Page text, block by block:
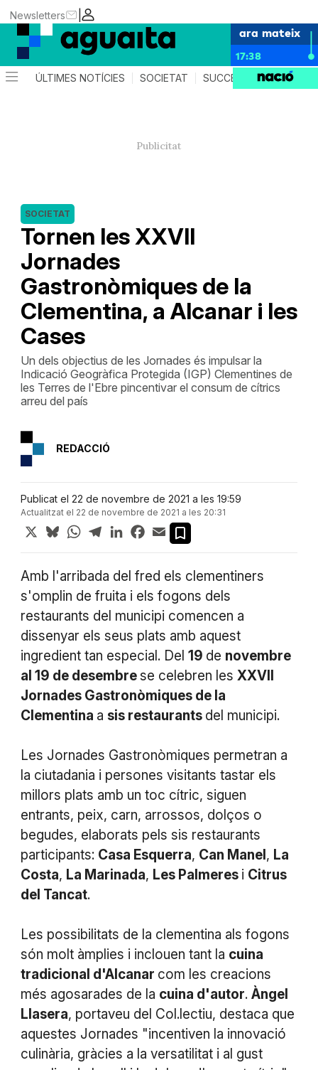
|
Newsletters
ara mateix
17:38
ÚLTIMES NOTÍCIES SOCIETAT SUCCESSOS AGENDA
Tornen les XXVII
Jornades
Gastronòmiques de la
Clementina, a Alcanar i les
Cases
SOCIETAT
Un dels objectius de les Jornades és impulsar la
Indicació Geogràfica Protegida (IGP) Clementines de
les Terres de l'Ebre pincentivar el consum de cítrics
arreu del país
REDACCIÓ
Publicat el 22 de novembre de 2021 a les 19:59
Actualitzat el 22 de novembre de 2021 a les 20:31
X BlueskyWhatsApp
TelegramLinkedInFacebook
Email
Amb l'arribada del fred els clementiners
s'omplin de fruita i els fogons dels
restaurants del municipi comencen a
dissenyar els seus plats amb aquest
ingredient tan especial. Del 19 de novembre
al 19 de desembrese celebren les XXVII
Jornades Gastronòmiques de la
Clementina a sis restaurants del municipi.
Les Jornades Gastronòmiques permetran a
la ciutadania i persones visitants tastar els
millors plats amb un toc cítric, siguen
entrants, peix, carn, arrossos, dolços o
begudes, elaborats pels sis restaurants
participants: Casa Esquerra, Can Manel , La
Costa, La Marinada, Les Palmeres i Citrus
del Tancat.
Les possibilitats de la clementina als fogons
són molt àmplies i inclouen tant la cuina
tradicional d'Alcanar com les creacions
més agosarades de la cuina d'autor. Àngel
Llasera, portaveu del Col.lectiu, destaca que
aquestes Jornades "incentiven la innovació
culinària, gràcies a la versatilitat i al gust